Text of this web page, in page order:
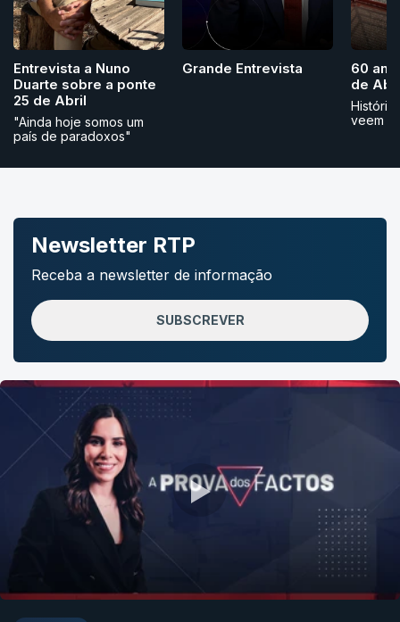
Entrevista a Nuno
Duarte sobre a ponte
25 de Abril
"Ainda hoje somos um
país de paradoxos"
Grande Entrevista
60
de
veem
Newsletter RTP
Receba a newsletter de informação
SUBSCREVER